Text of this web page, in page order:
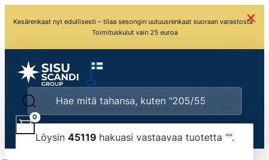
Kesärenkaat nyt edullisesti – tilaa sesongin uutuusrenkaat suoraan varastosta ·
Toimituskulut vain 25 euroa
Löysin 45119hakuasi vastaavaa tuotetta "".
0